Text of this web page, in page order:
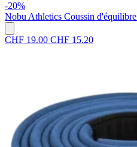
-20%
Nobu Athletics Coussin d'équilibre
CHF 19.00 CHF 15.20